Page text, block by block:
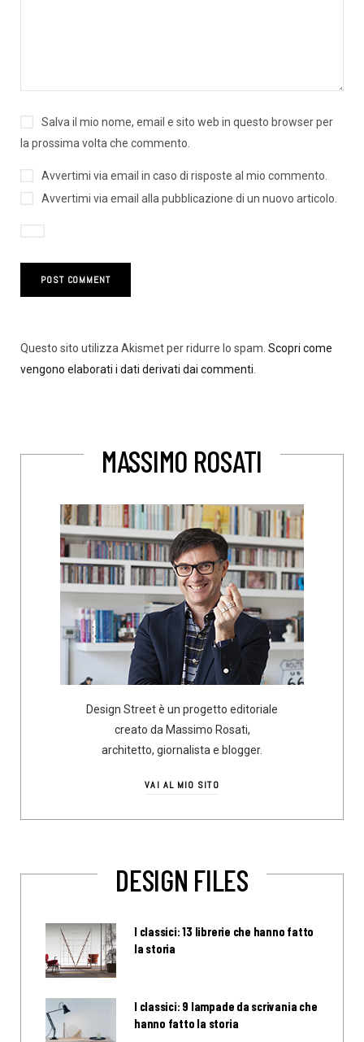
Salva il mio nome, email e sito web in questo browser per
la prossima volta che commento.
Avvertimi via email in caso di risposte al mio commento.
Avvertimi via email alla pubblicazione di un nuovo articolo.
Questo sito utilizza Akismet per ridurre lo spam. Scopri come
vengono elaborati i dati derivati dai commenti.
MASSIMO ROSATI
Design Street è un progetto editoriale
creato da Massimo Rosati,
architetto, giornalista e blogger.
VAI AL MIO SITO
DESIGN FILES
I classici: 13 librerie che hanno fatto
la storia
I classici: 9 lampade da scrivania che
hanno fatto la storia